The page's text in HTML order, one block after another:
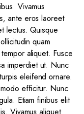
Vivamus
ante eros laoreet
lectus. Quisque
quam
aliquet. Fusce
imperdiet ut. Nunc
eleifend ornare.
efficitur. Nunc
Etiam finibus elit